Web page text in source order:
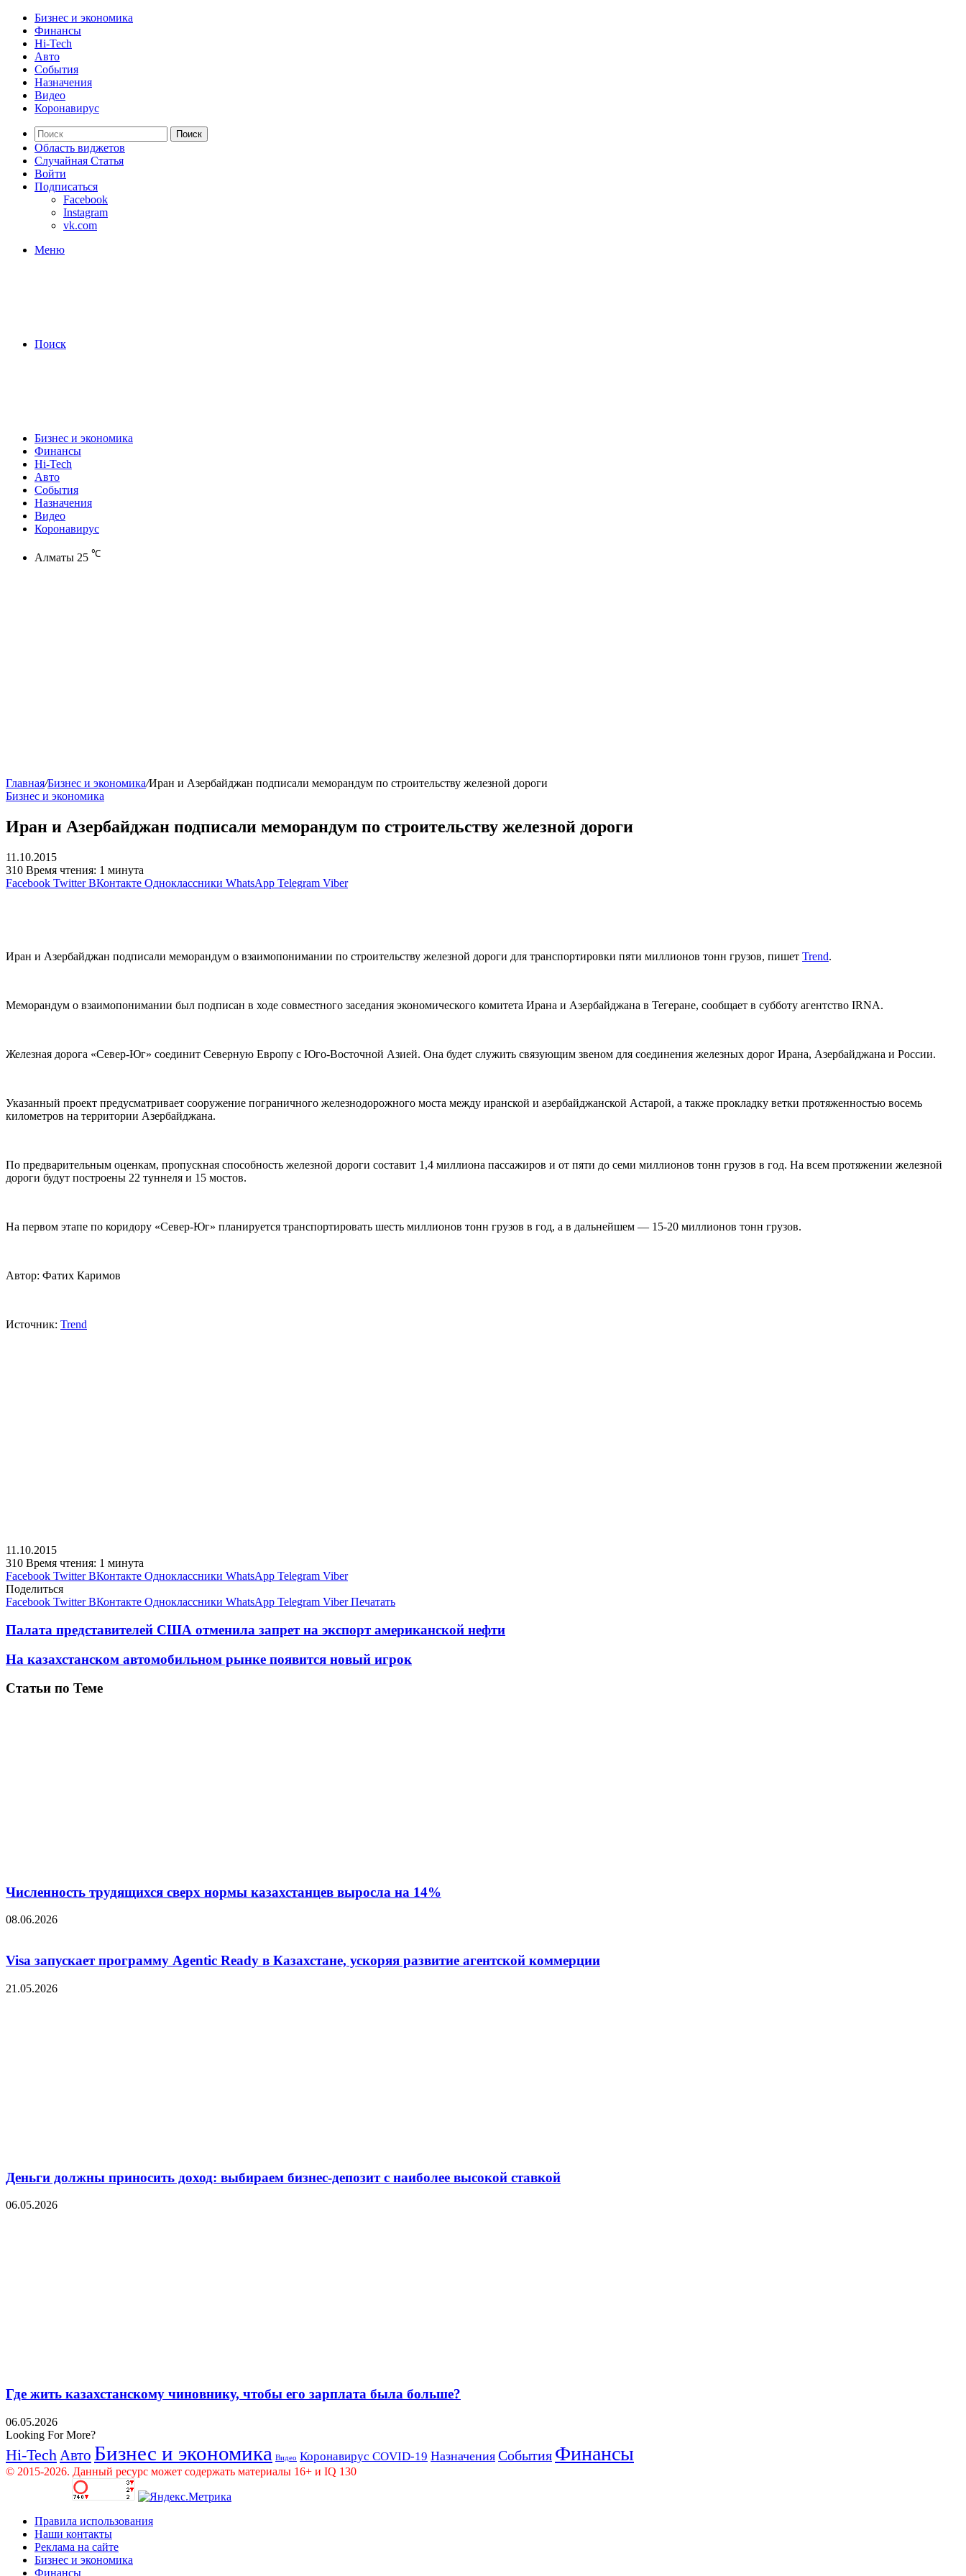
Бизнес и экономика
Финансы
Hi-Tech
Авто
События
Назначения
Видео
Коронавирус
Поиск
Область виджетов
Случайная Статья
Войти
Подписаться
Facebook
Instagram
vk.com
Меню
Поиск
Бизнес и экономика
Финансы
Hi-Tech
Авто
События
Назначения
Видео
Коронавирус
Алматы 25 ℃
Главная/Бизнес и экономика/Иран и Азербайджан подписали меморандум по строительству железной дороги
Бизнес и экономика
Иран и Азербайджан подписали меморандум по строительству железной дороги
11.10.2015
310 Время чтения: 1 минута
Facebook Twitter ВКонтакте Одноклассники WhatsApp Telegram Viber
Иран и Азербайджан подписали меморандум о взаимопонимании по строительству железной дороги для транспортировки пяти миллионов тонн грузов, пишет Trend.
Меморандум о взаимопонимании был подписан в ходе совместного заседания экономического комитета Ирана и Азербайджана в Тегеране, сообщает в субботу агентство IRNA.
Железная дорога «Север-Юг» соединит Северную Европу с Юго-Восточной Азией. Она будет служить связующим звеном для соединения железных дорог Ирана, Азербайджана и России.
Указанный проект предусматривает сооружение пограничного железнодорожного моста между иранской и азербайджанской Астарой, а также прокладку ветки протяженностью восемь
километров на территории Азербайджана.
По предварительным оценкам, пропускная способность железной дороги составит 1,4 миллиона пассажиров и от пяти до семи миллионов тонн грузов в год. На всем протяжении железной
дороги будут построены 22 туннеля и 15 мостов.
На первом этапе по коридору «Север-Юг» планируется транспортировать шесть миллионов тонн грузов в год, а в дальнейшем — 15-20 миллионов тонн грузов.
Автор: Фатих Каримов
Источник: Trend
11.10.2015
310 Время чтения: 1 минута
Facebook Twitter ВКонтакте Одноклассники WhatsApp Telegram Viber
Поделиться
Facebook Twitter ВКонтакте Одноклассники WhatsApp Telegram Viber Печатать
Палата представителей США отменила запрет на экспорт американской нефти
На казахстанском автомобильном рынке появится новый игрок
Статьи по Теме
Численность трудящихся сверх нормы казахстанцев выросла на 14%
08.06.2026
Visa запускает программу Agentic Ready в Казахстане, ускоряя развитие агентской коммерции
21.05.2026
Деньги должны приносить доход: выбираем бизнес-депозит с наиболее высокой ставкой
06.05.2026
Где жить казахстанскому чиновнику, чтобы его зарплата была больше?
06.05.2026
Looking For More?
Hi-Tech Авто Бизнес и экономика Видео Коронавирус COVID-19 Назначения События Финансы
© 2015-2026. Данный ресурс может содержать материалы 16+ и IQ 130
Правила использования
Наши контакты
Реклама на сайте
Бизнес и экономика
Финансы